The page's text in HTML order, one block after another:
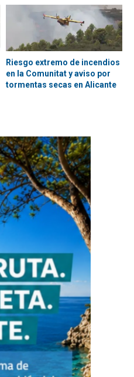
Riesgo extremo de incendios
en la Comunitat y aviso por
tormentas secas en Alicante